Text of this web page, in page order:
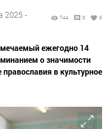
2025 -
744 0 0
ежегодно 14
о значимости
в культурное